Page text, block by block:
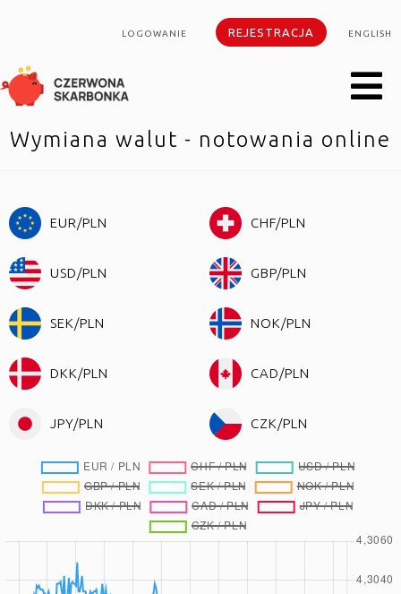
LOGOWANIE REJESTRACJA ENGLISH
Wymiana walut - notowania online
EUR/PLN CHF/PLN
USD/PLN GBP/PLN
SEK/PLN NOK/PLN
DKK/PLN CAD/PLN
JPY/PLN CZK/PLN